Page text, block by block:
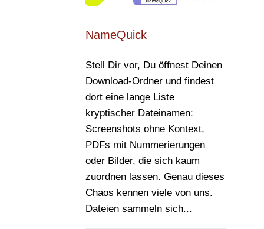
NameQuick
Stell Dir vor, Du öffnest Deinen
Download-Ordner und findest
dort eine lange Liste
kryptischer Dateinamen:
Screenshots ohne Kontext,
PDFs mit Nummerierungen
oder Bilder, die sich kaum
zuordnen lassen. Genau dieses
Chaos kennen viele von uns.
Dateien sammeln sich...